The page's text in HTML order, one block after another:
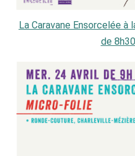
La Caravane Ensorcelée à
de